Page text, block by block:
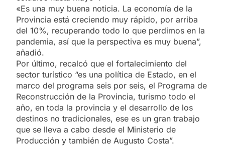
«Es una muy buena noticia. La economía de la
Provincia está creciendo muy rápido, por arriba
del 10%, recuperando todo lo que perdimos en la
pandemia, así que la perspectiva es muy buena”,
añadió.
Por último, recalcó que el fortalecimiento del
sector turístico “es una política de Estado, en el
marco del programa seis por seis, el Programa de
Reconstrucción de la Provincia, turismo todo el
año, en toda la provincia y el desarrollo de los
destinos no tradicionales, ese es un gran trabajo
que se lleva a cabo desde el Ministerio de
Producción y también de Augusto Costa”.